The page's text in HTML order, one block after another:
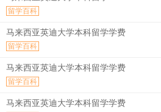
留学百科
马来西亚英迪大学本科留学学费
留学百科
马来西亚英迪大学本科留学学费
留学百科
马来西亚英迪大学本科留学学费